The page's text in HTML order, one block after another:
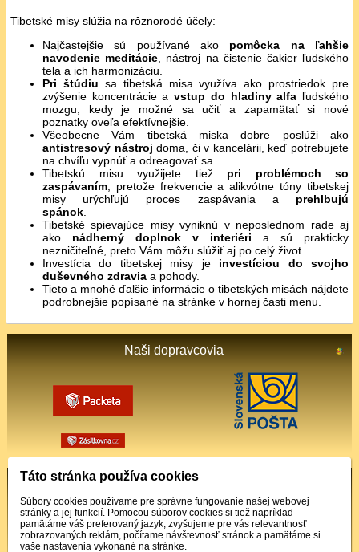
Naši dopravcovia
Podporované platby
Tibetské misy slúžia na rôznorodé účely:
Najčastejšie sú používané ako pomôcka na ľahšie
navodenie meditácie , nástroj na čistenie čakier ľudského
tela a ich harmonizáciu.
Pri štúdiu sa tibetská misa využíva ako prostriedok pre
zvýšenie koncentrácie avstup do hladiny alfa ľudského
mozgu, kedy je možné sa učiť a zapamätať si nové
poznatky oveľa efektívnejšie.
Všeobecne Vám tibetská miska dobre poslúži ako
antistresový nástroj doma, či v kancelárii, keď potrebujete
na chvíľu vypnúť a odreagovať sa.
Tibetskú misu využijete tiež pri problémoch so
zaspávaním , pretože frekvencie a alikvótne tóny tibetskej
misy urýchľujú proces zaspávania a prehlbujú
spánok
Tibetské spievajúce misy vyniknú v neposlednom rade aj
ako nádherný doplnok v interiéri a sú prakticky
nezničiteľné, preto Vám môžu slúžiť aj po celý život.
Investícia do tibetskej misy je investíciou do svojho
duševného zdravia a pohody.
Tieto a mnohé ďalšie informácie o tibetských misách nájdete
podrobnejšie popísané na stránke v hornej časti menu.
Táto stránka používa cookies
Súbory cookies používame pre správne fungovanie našej webovej
stránky a jej funkcií. Pomocou súborov cookies si tiež napríklad
pamätáme váš preferovaný jazyk, zvyšujeme pre vás relevantnosť
zobrazovaných reklám, počítame návštevnosť stránok a pamätáme si
vaše nastavenia vykonané na stránke.